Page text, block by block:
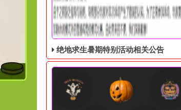
绝地求生暑期特别活动相关公告